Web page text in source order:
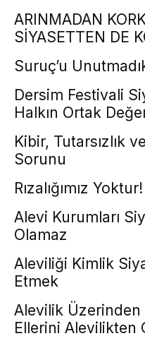
ARINMADAN
SİYASETTEN DE
Suruç’u
Dersim Festivali
Halkın Ortak
Kibir, Tutarsızlık
Sorunu
Rızalığımız Yoktur!
Alevi Kurumları
Olamaz
Aleviliği Kimlik
Etmek
Alevilik
Ellerini Alevilikten